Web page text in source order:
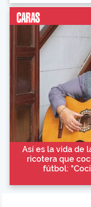
Así es la vida de
ricotera que
fútbol: